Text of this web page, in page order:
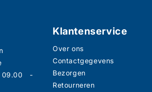
-
Klantenservice
Over ons
Contactgegevens
Bezorgen
Retourneren